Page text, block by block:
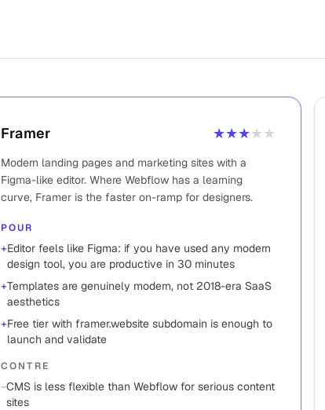
Framer ★★★★★
Modern landing pages and marketing sites with a
Figma-like editor. Where Webflow has a learning
curve, Framer is the faster on-ramp for designers.
POUR
+Editor feels like Figma: if you have used any modern
design tool, you are productive in 30 minutes
+Templates are genuinely modern, not 2018-era SaaS
aesthetics
+Free tier with framer.website subdomain is enough to
launch and validate
CONTRE
−CMS is less flexible than Webflow for serious content
sites